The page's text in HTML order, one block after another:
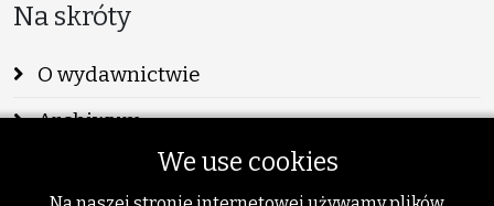
Na skróty
O wydawnictwie
Archiwum
We use cookies